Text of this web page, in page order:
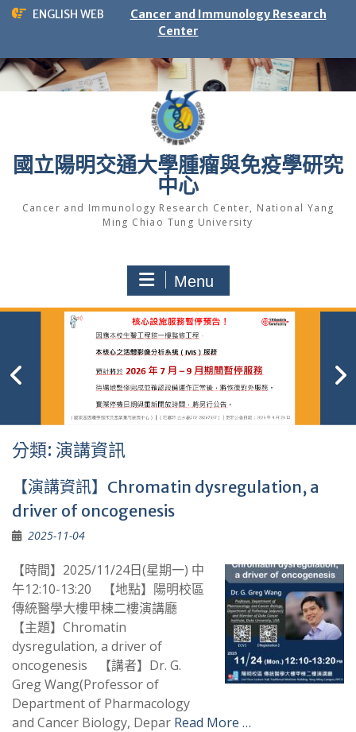
Skip
ENGLISH WEB
Cancer and Immunology Research
Center
國立陽明交通大學腫瘤與免疫學研究
中心
Cancer and Immunology Research Center, National Yang
Ming Chiao Tung University
Menu
分類: 演講資訊
【演講資訊】Chromatin dysregulation, a
driver of oncogenesis
2025-11-04
【時間】2025/11/24日(星期一) 中
午12:10-13:20 【地點】陽明校區
傳統醫學大樓甲棟二樓演講廳
【主題】Chromatin
dysregulation, a driver of
oncogenesis 【講者】Dr. G.
Greg Wang(Professor of
Department of Pharmacology
and Cancer Biology, Depar Read More …